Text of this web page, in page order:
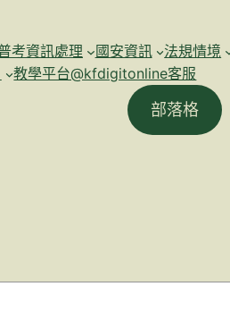
考資訊處理 國安資訊 法規情境
教學平台@kfdigitonline客服
部落格